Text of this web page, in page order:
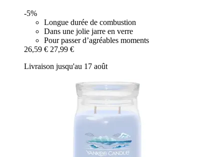
-5%
Longue durée de combustion
Dans une jolie jarre en verre
Pour passer d’agréables moments
26,59 € 27,99 €
Livraison jusqu'au 17 août